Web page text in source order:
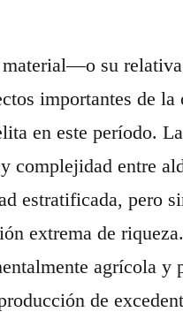
material—o su
importantes de la
en este período.
complejidad entre
estratificada, pero
extrema de
agrícola y
de